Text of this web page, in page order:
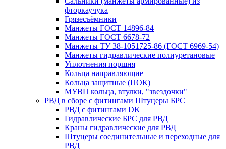
фторкаучука
Грязесъёмники
Манжеты ГОСТ 14896-84
Манжеты ГОСТ 6678-72
Манжеты ТУ 38-1051725-86 (ГОСТ 6969-54)
Манжеты гидравлические полиуретановые
Уплотнения поршня
Кольца направляющие
Кольца защитные (ПОК)
МУВП кольца, втулки, "звездочки"
РВД в сборе с фитингами Штуцеры БРС
РВД с фитингами DK
Гидравлические БРС для РВД
Краны гидравлические для РВД
Штуцеры соединительные и переходные для
РВД